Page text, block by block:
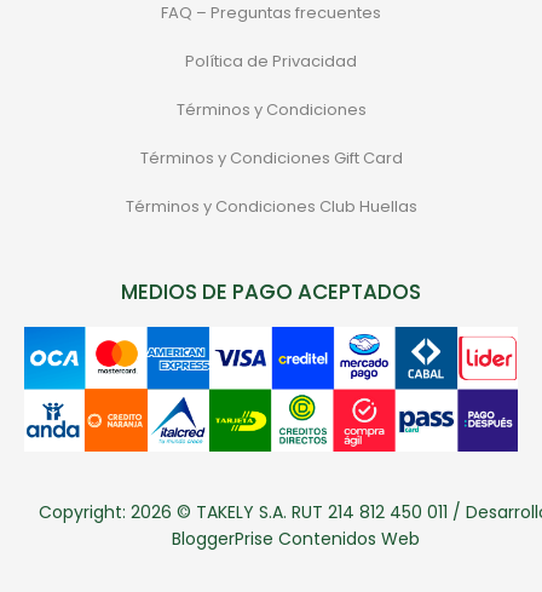
FAQ – Preguntas frecuentes
Política de Privacidad
Términos y Condiciones
Términos y Condiciones Gift Card
Términos y Condiciones Club Huellas
MEDIOS DE PAGO ACEPTADOS
Copyright: 2026 © TAKELY S.A. RUT 214 812 450 011 /
BloggerPrise Contenidos Web